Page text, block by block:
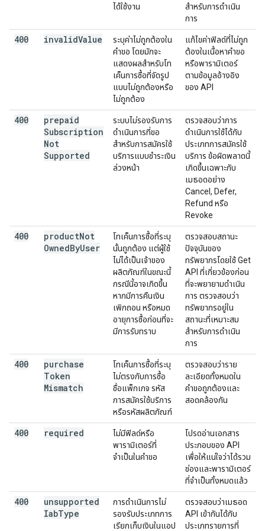
ได้ใช้งาน
สำหรับการดำเนิน
การ
400 invalidValue
ระบุค่าไม่ถูกต้องใน
คำขอ โดยมักจะ
แสดงผลสำหรับโท
เค็นการซื้อที่จัดรูป
แบบไม่ถูกต้องหรือ
ไม่ถูกต้อง
แก้ไขค่าฟิลด์ที่ไม่ถูก
ต้องในเนื้อหาคำขอ
หรือพารามิเตอร์
ตามข้อมูลอ้างอิง
ของ API
400
prepaid
Subscription
Not
Supported
ระบบไม่รองรับการ
ดำเนินการที่ขอ
สำหรับการสมัครใช้
บริการแบบชำระเงิน
ล่วงหน้า
ตรวจสอบว่าการ
ดำเนินการใช้ได้กับ
ประเภทการสมัครใช้
บริการ ข้อผิดพลาดนี้
เกิดขึ้นเฉพาะกับ
เมธอดอย่าง
Cancel, Defer,
Refund หรือ
Revoke
400 productNot
OwnedByUser
โทเค็นการซื้อที่ระบุ
นั้นถูกต้อง แต่ผู้ใช้
ไม่ได้เป็นเจ้าของ
ผลิตภัณฑ์ในขณะนี้
กรณีนี้อาจเกิดขึ้น
หากมีการคืนเงิน
เพิกถอน หรือหมด
อายุการซื้อก่อนที่จะ
มีการรับทราบ
ตรวจสอบสถานะ
ปัจจุบันของ
ทรัพยากรโดยใช้ Get
API ที่เกี่ยวข้องก่อน
ที่จะพยายามดำเนิน
การ ตรวจสอบว่า
ทรัพยากรอยู่ใน
สถานะที่เหมาะสม
สำหรับการดำเนิน
การ
400
purchase
Token
Mismatch
โทเค็นการซื้อที่ระบุ
ไม่ตรงกับการซื้อ
ชื่อแพ็กเกจ รหัส
การสมัครใช้บริการ
หรือรหัสผลิตภัณฑ์
ตรวจสอบว่าราย
ละเอียดทั้งหมดใน
คำขอถูกต้องและ
สอดคล้องกัน
400 required
ไม่มีฟิลด์หรือ
พารามิเตอร์ที่
จำเป็นในคำขอ
โปรดอ่านเอกสาร
ประกอบของ API
เพื่อให้แน่ใจว่าได้รวม
ช่องและพารามิเตอร์
ที่จำเป็นทั้งหมดแล้ว
400
unsupported
IabType
การดำเนินการไม่
รองรับประเภทการ
เรียกเก็บเงินในแอป
ตรวจสอบว่าเมธอด
API เข้ากันได้กับ
ประเภทรายการที่